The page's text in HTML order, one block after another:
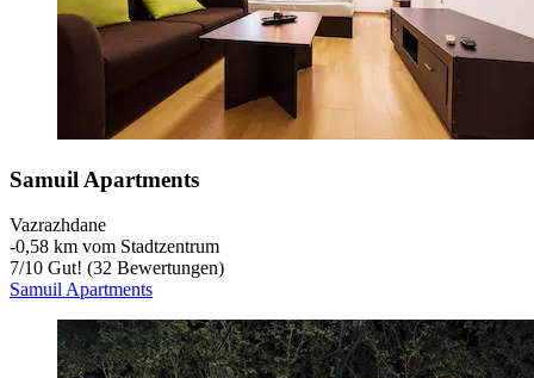
Samuil Apartments
Vazrazhdane
‐0,58 km vom Stadtzentrum
7/10 Gut! (32 Bewertungen)
Samuil Apartments